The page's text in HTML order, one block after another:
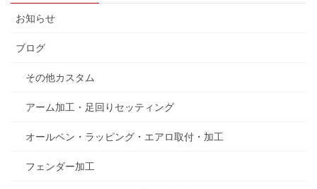
お知らせ
ブログ
その他カスタム
アーム加工・足回りセッティング
オールペン・ラッピング・エアロ取付・加工
フェンダー加工